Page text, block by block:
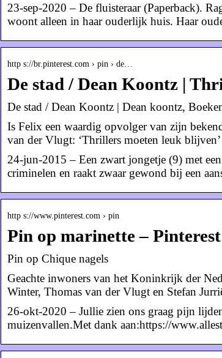
23-sep-2020 – De fluisteraar (Paperback).
woont alleen in haar ouderlijk huis. Haar
http s://br.pinterest.com › pin › de…
De stad / Dean Koontz |
De stad / Dean Koontz | Dean koontz,
Is Felix een waardig opvolger van zijn
van der Vlugt: ‘Thrillers moeten leuk
24-jun-2015 – Een zwart jongetje (9) met
criminelen en raakt zwaar gewond bij een
http s://www.pinterest.com › pin
Pin op marinette – Pinterest
Pin op Chique nagels
Geachte inwoners van het Koninkrijk der
Winter, Thomas van der Vlugt en Stefan
26-okt-2020 – Jullie zien ons graag pijn
muizenvallen.Met dank aan:https://